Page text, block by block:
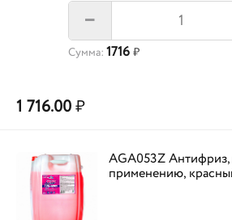
–
Сумма: 1716 ₽
1 716.00₽
AGA053Z Антифриз,
применению,